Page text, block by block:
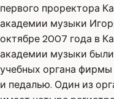
первого проректора
академии музыки
октябре 2007 года в
академии музыки
учебных органа
и педалью. Один из